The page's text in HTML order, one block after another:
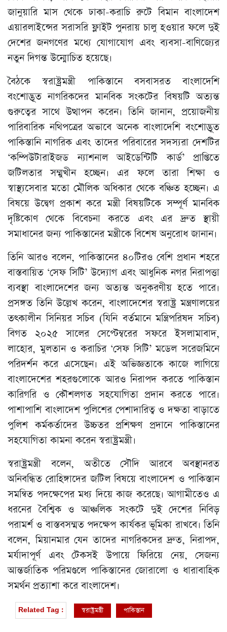
জানুয়ারি মাস থেকে ঢাকা-করাচি রুটে বিমান বাংলাদেশ
এয়ারলাইন্সের সরাসরি ফ্লাইট পুনরায় চালু হওয়ার ফলে দুই
দেশের জনগণের মধ্যে যোগাযোগ এবং ব্যবসা-বাণিজ্যের
নতুন দিগন্ত উন্মোচিত হয়েছে।
বৈঠকে স্বরাষ্ট্রমন্ত্রী পাকিস্তানে বসবাসরত বাংলাদেশি
বংশোদ্ভূত নাগরিকদের মানবিক সংকটের বিষয়টি অত্যন্ত
গুরুত্বের সাথে উত্থাপন করেন। তিনি জানান, প্রয়োজনীয়
পারিবারিক নথিপত্রের অভাবে অনেক বাংলাদেশি বংশোদ্ভূত
পাকিস্তানি নাগরিক এবং তাদের পরিবারের সদস্যরা দেশটির
‘কম্পিউটারাইজড ন্যাশনাল আইডেন্টিটি কার্ড’ প্রাপ্তিতে
জটিলতার সম্মুখীন হচ্ছেন। এর ফলে তারা শিক্ষা ও
স্বাস্থ্যসেবার মতো মৌলিক অধিকার থেকে বঞ্চিত হচ্ছেন। এ
বিষয়ে উদ্বেগ প্রকাশ করে মন্ত্রী বিষয়টিকে সম্পূর্ণ মানবিক
দৃষ্টিকোণ থেকে বিবেচনা করতে এবং এর দ্রুত স্থায়ী
সমাধানের জন্য পাকিস্তানের মন্ত্রীকে বিশেষ অনুরোধ জানান।
তিনি আরও বলেন, পাকিস্তানের ৪০টিরও বেশি প্রধান শহরে
বাস্তবায়িত ‘সেফ সিটি’ উদ্যোগ এবং আধুনিক নগর নিরাপত্তা
ব্যবস্থা বাংলাদেশের জন্য অত্যন্ত অনুকরণীয় হতে পারে।
প্রসঙ্গত তিনি উল্লেখ করেন, বাংলাদেশের স্বরাষ্ট্র মন্ত্রণালয়ের
তৎকালীন সিনিয়র সচিব (যিনি বর্তমানে মন্ত্রিপরিষদ সচিব)
বিগত ২০২৫ সালের সেপ্টেম্বরের সফরে ইসলামাবাদ,
লাহোর, মুলতান ও করাচির ‘সেফ সিটি’ মডেল সরেজমিনে
পরিদর্শন করে এসেছেন। এই অভিজ্ঞতাকে কাজে লাগিয়ে
বাংলাদেশের শহরগুলোকে আরও নিরাপদ করতে পাকিস্তান
কারিগরি ও কৌশলগত সহযোগিতা প্রদান করতে পারে।
পাশাপাশি বাংলাদেশ পুলিশের পেশাদারিত্ব ও দক্ষতা বাড়াতে
পুলিশ কর্মকর্তাদের উচ্চতর প্রশিক্ষণ প্রদানে পাকিস্তানের
সহযোগিতা কামনা করেন স্বরাষ্ট্রমন্ত্রী।
স্বরাষ্ট্রমন্ত্রী বলেন, অতীতে সৌদি আরবে অবস্থানরত
অনিবন্ধিত রোহিঙ্গাদের জটিল বিষয়ে বাংলাদেশ ও পাকিস্তান
সমন্বিত পদক্ষেপের মধ্য দিয়ে কাজ করেছে। আগামীতেও এ
ধরনের বৈশ্বিক ও আঞ্চলিক সংকটে দুই দেশের নিবিড়
পরামর্শ ও বাস্তবসম্মত পদক্ষেপ কার্যকর ভূমিকা রাখবে। তিনি
বলেন, মিয়ানমার যেন তাদের নাগরিকদের দ্রুত, নিরাপদ,
মর্যাদাপূর্ণ এবং টেকসই উপায়ে ফিরিয়ে নেয়, সেজন্য
আন্তর্জাতিক পরিমণ্ডলে পাকিস্তানের জোরালো ও ধারাবাহিক
সমর্থন প্রত্যাশা করে বাংলাদেশ।
Related Tag : স্বরাষ্ট্রমন্ত্রী পাকিস্তান